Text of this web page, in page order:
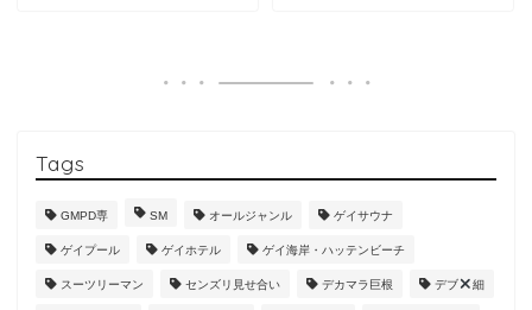
Tags
GMPD専 SM オールジャンル ゲイサウナ
ゲイプール ゲイホテル ゲイ海岸・ハッテンビーチ
スーツリーマン センズリ見せ合い デカマラ巨根 デブ 細